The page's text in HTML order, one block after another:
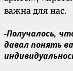
важна для нас.
-Получалось,
давал понять